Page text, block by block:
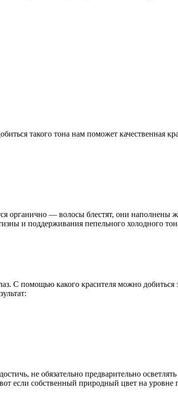
такого тона нам поможет качественная
органично — волосы блестят, они наполнены
и поддерживания пепельного холодного
С помощью какого красителя можно добиться
не обязательно предварительно
если собственный природный цвет на уровне